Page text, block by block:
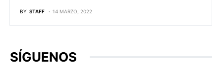
BY STAFF 14 MARZO, 2022
SÍGUENOS